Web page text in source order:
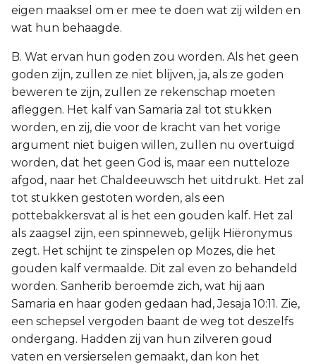
eigen maaksel om er mee te doen wat zij wilden en
wat hun behaagde.
B. Wat ervan hun goden zou worden. Als het geen
goden zijn, zullen ze niet blijven, ja, als ze goden
beweren te zijn, zullen ze rekenschap moeten
afleggen. Het kalf van Samaria zal tot stukken
worden, en zij, die voor de kracht van het vorige
argument niet buigen willen, zullen nu overtuigd
worden, dat het geen God is, maar een nutteloze
afgod, naar het Chaldeeuwsch het uitdrukt. Het zal
tot stukken gestoten worden, als een
pottebakkersvat al is het een gouden kalf. Het zal
als zaagsel zijn, een spinneweb, gelijk Hiëronymus
zegt. Het schijnt te zinspelen op Mozes, die het
gouden kalf vermaalde. Dit zal even zo behandeld
worden. Sanherib beroemde zich, wat hij aan
Samaria en haar goden gedaan had, Jesaja 10:11. Zie,
een schepsel vergoden baant de weg tot deszelfs
ondergang. Hadden zij van hun zilveren goud
vaten en versierselen gemaakt, dan kon het